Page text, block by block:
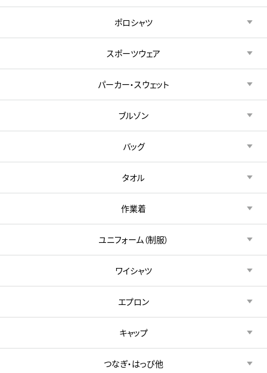
ポロシャツ
スポーツウェア
パーカー・スウェット
ブルゾン
バッグ
タオル
作業着
ユニフォーム（制服）
ワイシャツ
エプロン
キャップ
つなぎ・はっぴ他